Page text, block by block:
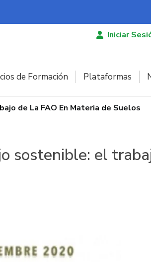
Iniciar
de Formación Plataformas
de La FAO En Materia de Suelos
sostenible: el